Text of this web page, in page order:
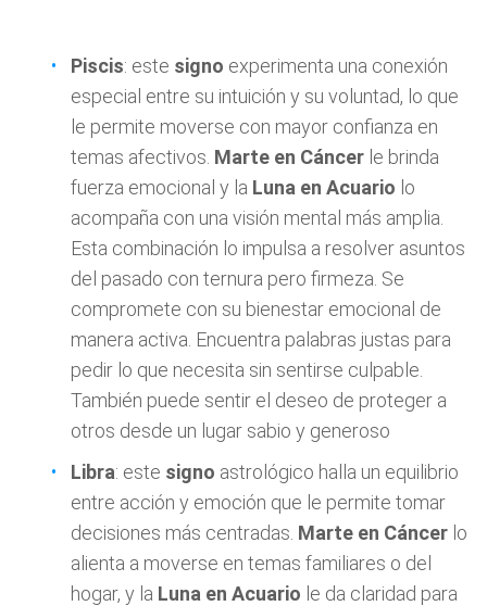
Piscis: este signo experimenta una conexión
especial entre su intuición y su voluntad, lo que
le permite moverse con mayor confianza en
temas afectivos. Marte en Cáncer le brinda
fuerza emocional y la Luna en Acuario lo
acompaña con una visión mental más amplia.
Esta combinación lo impulsa a resolver asuntos
del pasado con ternura pero firmeza. Se
compromete con su bienestar emocional de
manera activa. Encuentra palabras justas para
pedir lo que necesita sin sentirse culpable.
También puede sentir el deseo de proteger a
otros desde un lugar sabio y generoso
Libra: este signo astrológico halla un equilibrio
entre acción y emoción que le permite tomar
decisiones más centradas. Marte en Cáncer lo
alienta a moverse en temas familiares o del
hogar, y la Luna en Acuario le da claridad para